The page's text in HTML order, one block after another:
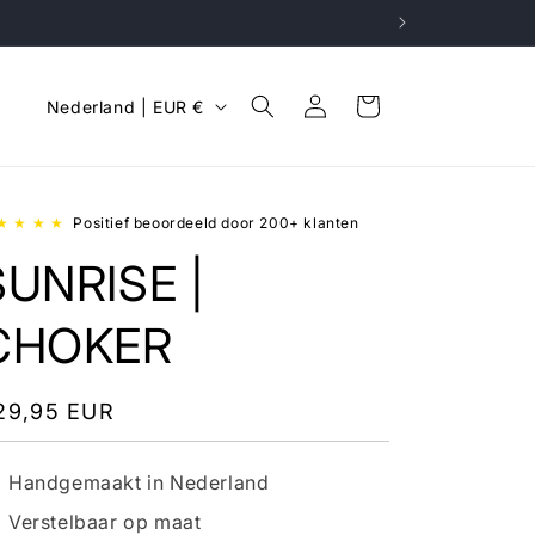
d
r
e
g
i
o
Nederland | EUR € Inloggen
Winkelwagen
★ ★ ★ Positief beoordeeld door 200+ klanten
|
EUR
Handgemaakt in Nederland
Verstelbaar op maat